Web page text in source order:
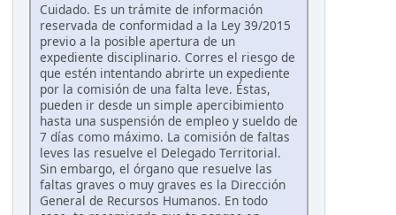
Cuidado. Es un trámite de información
reservada de conformidad a la Ley 39/2015
previo a la posible apertura de un
expediente disciplinario. Corres el riesgo de
que estén intentando abrirte un expediente
por la comisión de una falta leve. Éstas,
pueden ir desde un simple apercibimiento
hasta una suspensión de empleo y sueldo de
7 días como máximo. La comisión de faltas
leves las resuelve el Delegado Territorial.
Sin embargo, el órgano que resuelve las
faltas graves o muy graves es la Dirección
General de Recursos Humanos. En todo